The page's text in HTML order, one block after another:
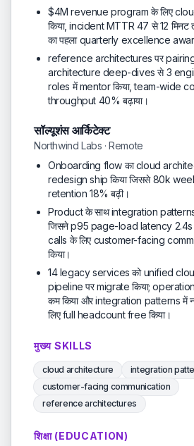
$4M revenue program के लिए
किया, incident MTTR 47 से 12 मिनट
का पहला quarterly excellence
reference architectures पर
architecture deep-dives से 3
roles में mentor किया, team-wide
throughput 40% बढ़ाया।
सॉल्यूशंस आर्किटेक्ट
Northwind Labs · Remote
Onboarding flow का cloud
redesign ship किया जिससे 80k
retention 18% बढ़ी।
Product के साथ integration patterns
जिसने p95 page-load latency 2.4s
calls के लिए customer-facing
किया।
14 legacy services को unified
pipeline पर migrate किया;
कम किया और integration patterns
लिए full headcount free किया।
मुख्य SKILLS
cloud architecture
integration
customer-facing communication
reference architectures
शिक्षा (EDUCATION)